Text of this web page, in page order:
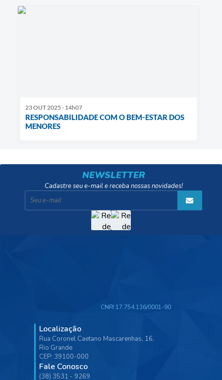
23 OUT 2025 - 14h07
RESPONSABILIDADE COM O BEM-ESTAR DOS
MENORES
NEWSLETTER
Cadastre seu e-mail e receba nossas novidades!
Localização
Rua Coronel Caetano Mascarenhas, 16,
Rio Grande
CEP: 39100-000
Fale Conosco
(38) 3531 - 9269
CNPJ:17.754.136/0001-90